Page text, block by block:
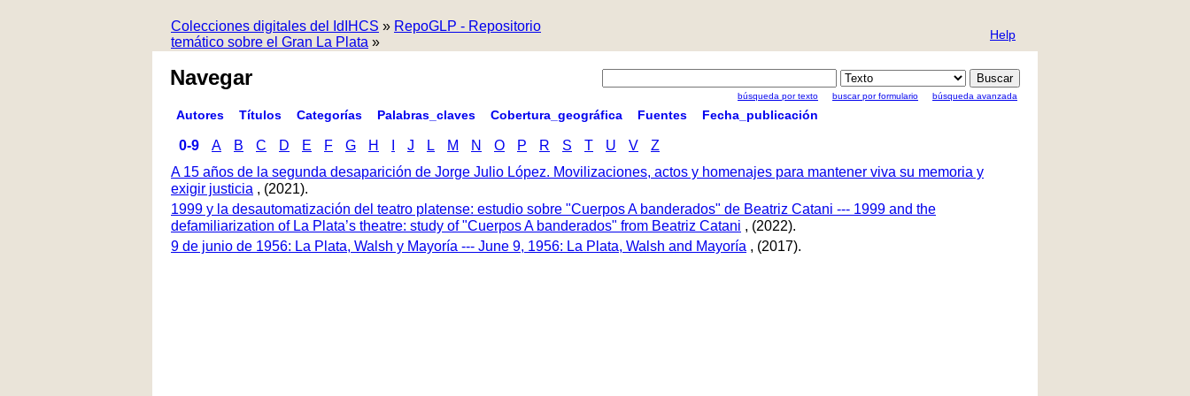
Colecciones digitales del IdIHCS » RepoGLP - Repositorio
temático sobre el Gran La Plata » Help
Navegar
búsqueda por texto buscar por formulario búsqueda avanzada
Autores Títulos Categorías Palabras_claves Cobertura_geográfica Fuentes Fecha_publicación
0-9 A B C D E F G H J L M N O P R S T U V
Z
A 15 años de la segunda desaparición de Jorge Julio López. Movilizaciones, actos y homenajes para mantener viva su memoria y
exigir justicia , (2021).
1999 y la desautomatización del teatro platense: estudio sobre "Cuerpos A banderados" de Beatriz Catani --- 1999 and the
defamiliarization of La Plata’s theatre: study of "Cuerpos A banderados" from Beatriz Catani , (2022).
9 de junio de 1956: La Plata, Walsh y Mayoría --- June 9, 1956: La Plata, Walsh and Mayoría , (2017).